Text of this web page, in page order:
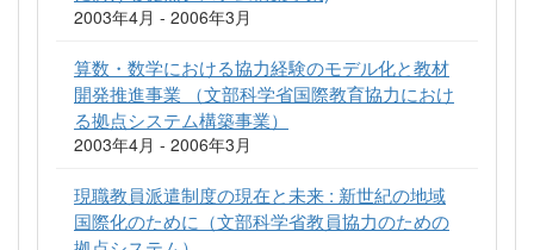
2003年4月 - 2006年3月
算数・数学における協力経験のモデル化と教材
開発推進事業 （文部科学省国際教育協力におけ
る拠点システム構築事業）
2003年4月 - 2006年3月
現職教員派遣制度の現在と未来 : 新世紀の地域
国際化のために（文部科学省教員協力のための